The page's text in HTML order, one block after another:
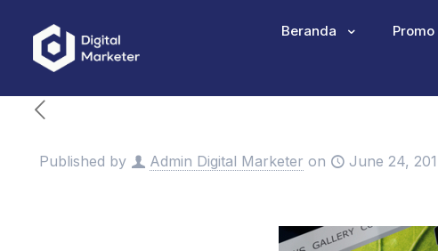
Beranda
Published by Admin Digital Marketer on June 24,